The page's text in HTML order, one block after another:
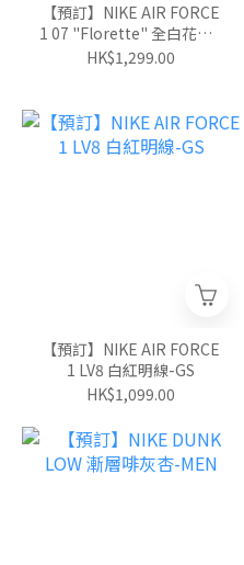
【預訂】NIKE AIR FORCE
1 07 "Florette" 全白花花 -
WOMEN
HK$1,299.00
【預訂】NIKE AIR FORCE
1 LV8 白紅明線-GS
HK$1,099.00